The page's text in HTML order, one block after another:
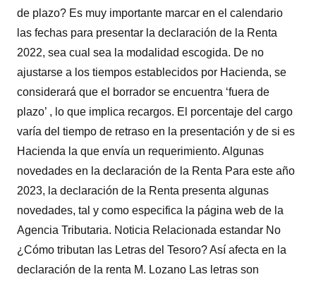
de plazo? Es muy importante marcar en el calendario
las fechas para presentar la declaración de la Renta
2022, sea cual sea la modalidad escogida. De no
ajustarse a los tiempos establecidos por Hacienda, se
considerará que el borrador se encuentra ‘fuera de
plazo’ , lo que implica recargos. El porcentaje del cargo
varía del tiempo de retraso en la presentación y de si es
Hacienda la que envía un requerimiento. Algunas
novedades en la declaración de la Renta Para este año
2023, la declaración de la Renta presenta algunas
novedades, tal y como especifica la página web de la
Agencia Tributaria. Noticia Relacionada estandar No
¿Cómo tributan las Letras del Tesoro? Así afecta en la
declaración de la renta M. Lozano Las letras son